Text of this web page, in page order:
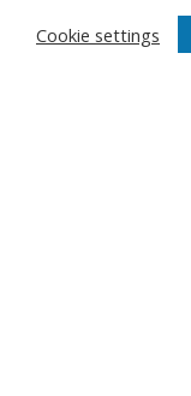
Cookie settings